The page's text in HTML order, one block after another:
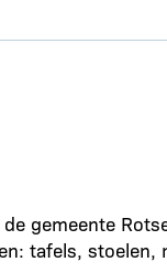
gemeente
tafels, stoelen,